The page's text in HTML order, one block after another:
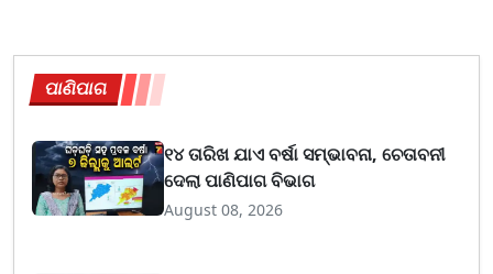
ପାଣିପାଗ
୧୪ ତାରିଖ ଯାଏ ବର୍ଷା ସମ୍ଭାବନା, ଚେତାବନୀ
ଦେଲା ପାଣିପାଗ ବିଭାଗ
August 08, 2026